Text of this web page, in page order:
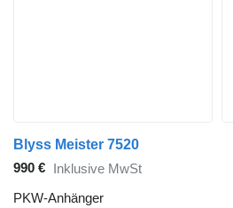
Blyss Meister 7520
990 € Inklusive MwSt
PKW-Anhänger